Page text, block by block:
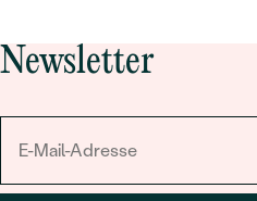
Newsletter